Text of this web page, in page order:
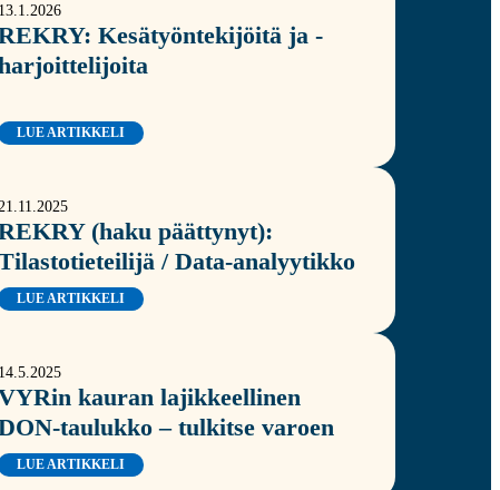
13.1.2026
Kesätyöntekijöitä ja -
LUE ARTIKKELI
21.11.2025
(haku päättynyt):
/ Data-analyytikko
LUE ARTIKKELI
14.5.2025
kauran lajikkeellinen
taulukko – tulkitse varoen
LUE ARTIKKELI